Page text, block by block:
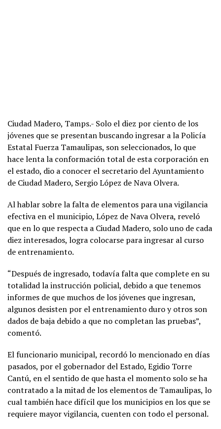
Ciudad Madero, Tamps.- Solo el diez por ciento de los
jóvenes que se presentan buscando ingresar a la Policía
Estatal Fuerza Tamaulipas, son seleccionados, lo que
hace lenta la conformación total de esta corporación en
el estado, dio a conocer el secretario del Ayuntamiento
de Ciudad Madero, Sergio López de Nava Olvera.
Al hablar sobre la falta de elementos para una vigilancia
efectiva en el municipio, López de Nava Olvera, reveló
que en lo que respecta a Ciudad Madero, solo uno de cada
diez interesados, logra colocarse para ingresar al curso
de entrenamiento.
“Después de ingresado, todavía falta que complete en su
totalidad la instrucción policial, debido a que tenemos
informes de que muchos de los jóvenes que ingresan,
algunos desisten por el entrenamiento duro y otros son
dados de baja debido a que no completan las pruebas”,
comentó.
El funcionario municipal, recordó lo mencionado en días
pasados, por el gobernador del Estado, Egidio Torre
Cantú, en el sentido de que hasta el momento solo se ha
contratado a la mitad de los elementos de Tamaulipas, lo
cual también hace difícil que los municipios en los que se
requiere mayor vigilancia, cuenten con todo el personal.